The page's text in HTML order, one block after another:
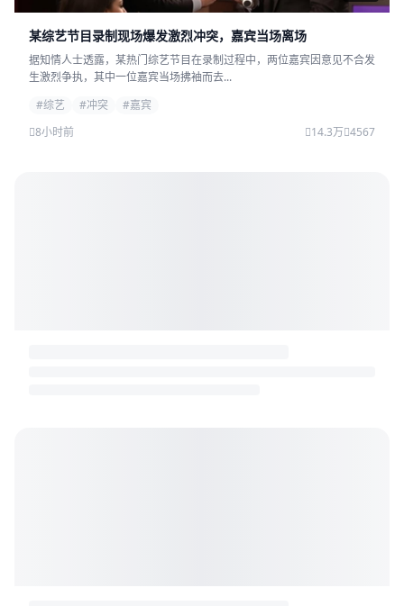
某综艺节目录制现场爆发激烈冲突，嘉宾当场离场
据知情人士透露，某热门综艺节目在录制过程中，两位嘉宾因意见不合发
生激烈争执，其中一位嘉宾当场拂袖而去...
#综艺
#冲突
#嘉宾
8小时前
14.3万 4567